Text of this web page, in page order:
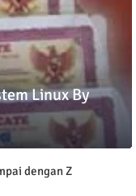
Linux By
dengan Z